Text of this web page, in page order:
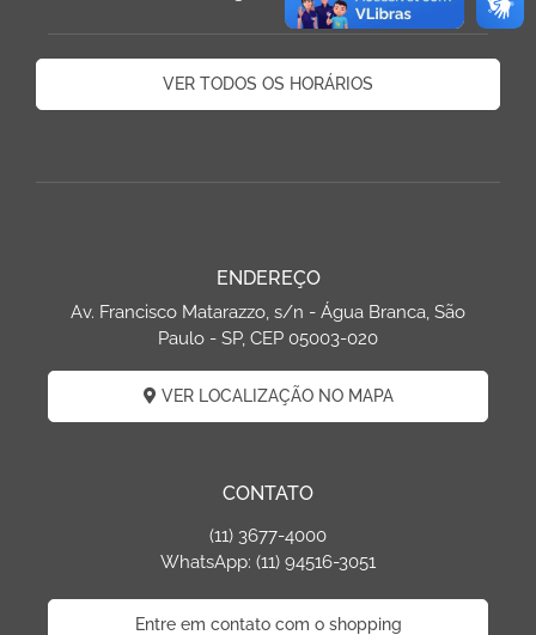
VER TODOS OS HORÁRIOS
ENDEREÇO
Av. Francisco Matarazzo, s/n - Água Branca, São
Paulo - SP, CEP 05003-020
VER LOCALIZAÇÃO NO MAPA
CONTATO
(11) 3677-4000
WhatsApp: (11) 94516-3051
Entre em contato com o shopping